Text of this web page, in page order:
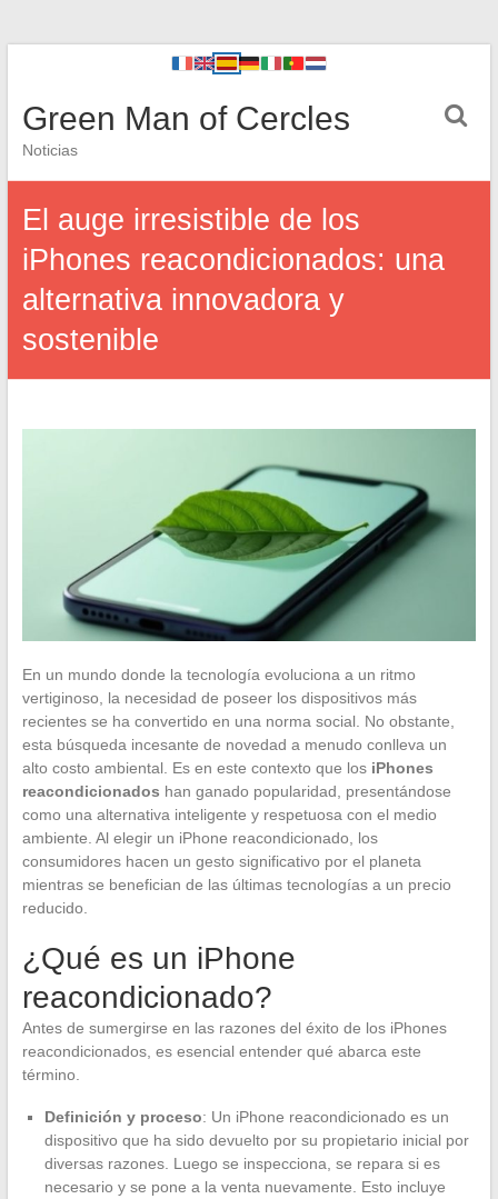
Green Man of Cercles
Noticias
El auge irresistible de los
iPhones reacondicionados: una
alternativa innovadora y
sostenible
En un mundo donde la tecnología evoluciona a un ritmo
vertiginoso, la necesidad de poseer los dispositivos más
recientes se ha convertido en una norma social. No obstante,
esta búsqueda incesante de novedad a menudo conlleva un
alto costo ambiental. Es en este contexto que los iPhones
reacondicionados han ganado popularidad, presentándose
como una alternativa inteligente y respetuosa con el medio
ambiente. Al elegir un iPhone reacondicionado, los
consumidores hacen un gesto significativo por el planeta
mientras se benefician de las últimas tecnologías a un precio
reducido.
¿Qué es un iPhone
reacondicionado?
Antes de sumergirse en las razones del éxito de los iPhones
reacondicionados, es esencial entender qué abarca este
término.
Definición y proceso: Un iPhone reacondicionado es un
dispositivo que ha sido devuelto por su propietario inicial por
diversas razones. Luego se inspecciona, se repara si es
necesario y se pone a la venta nuevamente. Esto incluye